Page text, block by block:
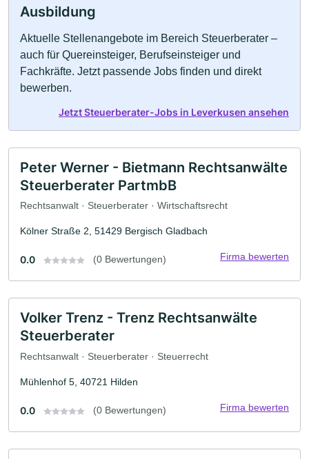
Ausbildung
Aktuelle Stellenangebote im Bereich Steuerberater –
auch für Quereinsteiger, Berufseinsteiger und
Fachkräfte. Jetzt passende Jobs finden und direkt
bewerben.
Jetzt Steuerberater-Jobs in Leverkusen ansehen
Peter Werner - Bietmann Rechtsanwälte
Steuerberater PartmbB
Rechtsanwalt · Steuerberater · Wirtschaftsrecht
Kölner Straße 2, 51429 Bergisch Gladbach
0.0 (0 Bewertungen) Firma bewerten
Volker Trenz - Trenz Rechtsanwälte
Steuerberater
Rechtsanwalt · Steuerberater · Steuerrecht
Mühlenhof 5, 40721 Hilden
0.0 (0 Bewertungen) Firma bewerten